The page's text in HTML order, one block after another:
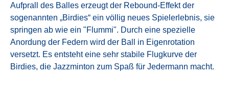
Aufprall des Balles erzeugt der Rebound-Effekt der
sogenannten „Birdies“ ein völlig neues Spielerlebnis, sie
springen ab wie ein "Flummi". Durch eine spezielle
Anordung der Federn wird der Ball in Eigenrotation
versetzt. Es entsteht eine sehr stabile Flugkurve der
Birdies, die Jazzminton zum Spaß für Jedermann macht.